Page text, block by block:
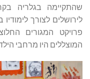
שהתקיימה בגלריה
לירושלים לצורך
פרויקט המגורים
המוצללים היו מרחבי